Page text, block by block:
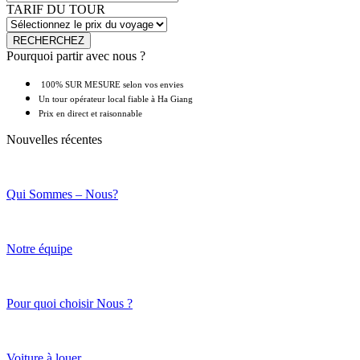
TARIF DU TOUR
Pourquoi partir avec nous ?
100% SUR MESURE selon vos envies
Un tour opérateur local fiable à Ha Giang
Prix en direct et raisonnable
Nouvelles récentes
Qui Sommes – Nous?
Notre équipe
Pour quoi choisir Nous ?